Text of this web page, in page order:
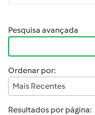
Pesquisa avançada
Ordenar por:
Mais Recentes
Resultados por página: